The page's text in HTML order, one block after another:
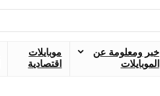
خبر ومعلومة عن
الموبايلات
موبايلات
اقتصادية